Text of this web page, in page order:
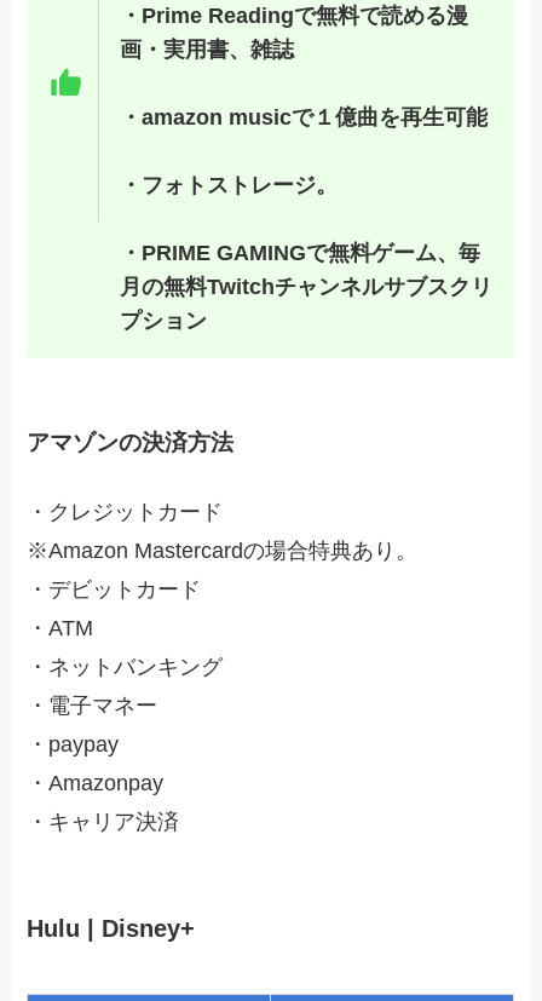
・Prime Readingで無料で読める漫
画・実用書、雑誌
・amazon musicで１億曲を再生可能
・フォトストレージ。
・PRIME GAMINGで無料ゲーム、毎
月の無料Twitchチャンネルサブスクリ
プション
アマゾンの決済方法
・クレジットカード
※Amazon Mastercardの場合特典あり。
・デビットカード
・ATM
・ネットバンキング
・電子マネー
・paypay
・Amazonpay
・キャリア決済
Hulu | Disney+